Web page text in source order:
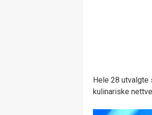
Hele 28 utvalgte
kulinariske